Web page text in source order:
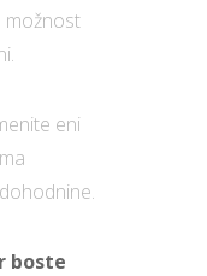
možnost
eni
boste